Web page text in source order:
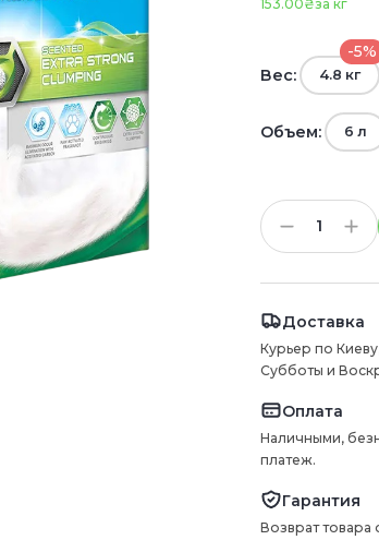
за кг
153.00₴
Вес:
-5%
4.8 кг
Объем: 6 л
Доставка
Курьер по
Субботы и
Оплата
Наличными,
платеж.
Гарантия
Возврат товара